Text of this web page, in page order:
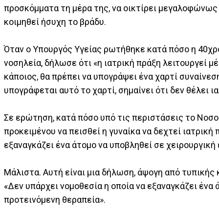
προσκόμματα τη μέρα της, να οικτίρει
κοιμηθεί ήσυχη το βράδυ.
Όταν ο Υπουργός Υγείας ρωτήθηκε κατά πόσο η
νοσηλεία, δήλωσε ότι «η ιατρική πράξη λειτουργεί
κάποιος, θα πρέπει να υπογράψει ένα χαρτί
υπογράφεται αυτό το χαρτί, σημαίνει ότι δεν θέλει
Σε ερώτηση, κατά πόσο υπό τις περιστάσεις το
προκειμένου να πεισθεί η γυναίκα να δεχτεί
εξαναγκάζει ένα άτομο να υποβληθεί σε
Μάλιστα. Αυτή είναι μια δήλωση, άψογη από τυπικής
«Δεν υπάρχει νομοθεσία η οποία να εξαναγκάζει
προτεινόμενη θεραπεία».